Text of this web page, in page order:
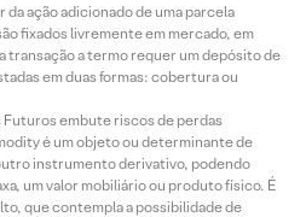
ação adicionado de uma parcela
fixados livremente em mercado, em
transação a termo requer um depósito de
em duas formas: cobertura ou
embute riscos de perdas
é um objeto ou determinante de
instrumento derivativo, podendo
um valor mobiliário ou produto físico. É
que contempla a possibilidade de